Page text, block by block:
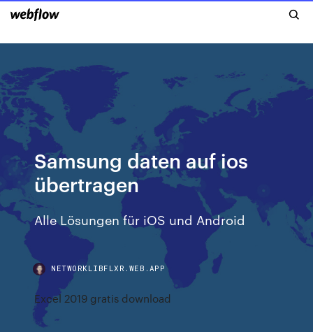
Samsung daten auf ios
übertragen
Alle Lösungen für iOS und Android
NETWORKLIBFLXR.WEB.APP
Excel 2019 gratis download